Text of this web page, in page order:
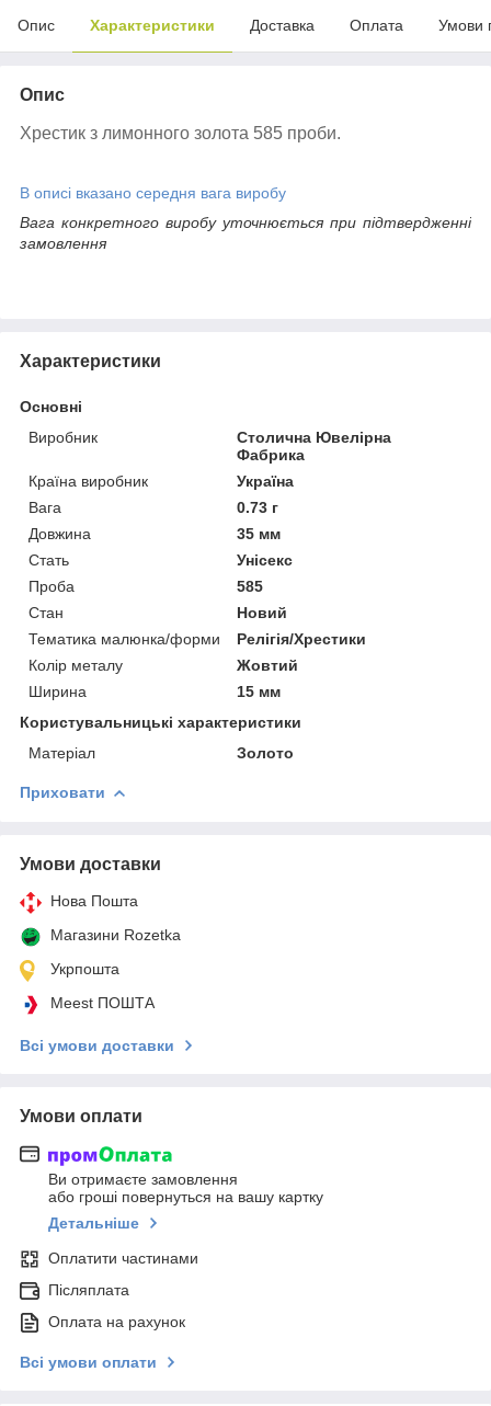
Опис Характеристики Доставка Оплата Умови
Опис
Хрестик з лимонного золота 585 проби.
В описі вказано середня вага виробу
Вага конкретного виробу уточнюється при підтвердженні
замовлення
Характеристики
Основні
Виробник
Столична Ювелірна
Фабрика
Країна виробник
Україна
Вага
0.73 г
Довжина
35 мм
Стать
Унісекс
Проба
585
Стан
Новий
Тематика малюнка/форми
Релігія/Хрестики
Колір металу
Жовтий
Ширина
15 мм
Користувальницькі характеристики
Матеріал
Золото
Приховати
Умови доставки
Нова Пошта
Магазини Rozetka
Укрпошта
Meest ПОШТА
Всі умови доставки
Умови оплати
Ви отримаєте замовлення
або гроші повернуться на вашу картку
Детальніше
Оплатити частинами
Післяплата
Оплата на рахунок
Всі умови оплати